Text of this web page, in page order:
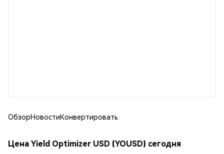
ОбзорНовостиКонвертировать
Цена Yield Optimizer USD (YOUSD) сегодня